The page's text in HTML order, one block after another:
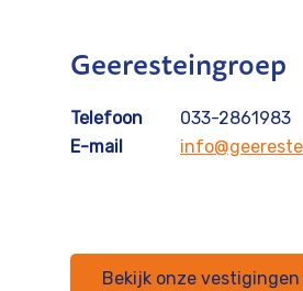
Geeresteingroep
Telefoon
033-2861983
E-mail
Bekijk onze vestigingen